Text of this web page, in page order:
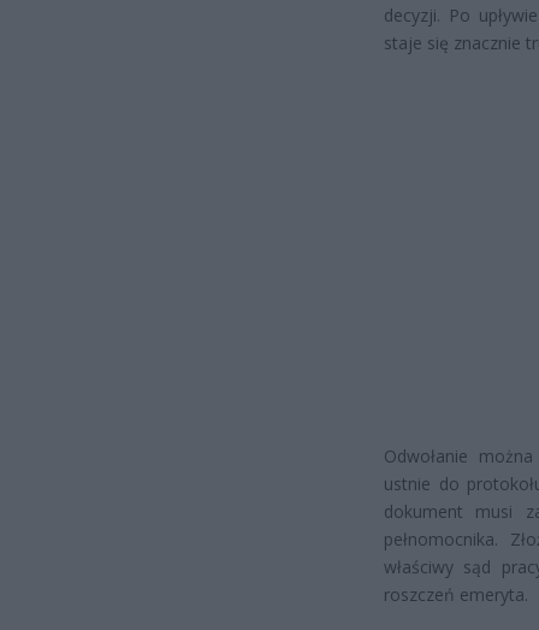
decyzji. Po
staje się znacznie
Odwołanie
ustnie do
dokument musi
pełnomocnika.
właściwy sąd
roszczeń emeryta.